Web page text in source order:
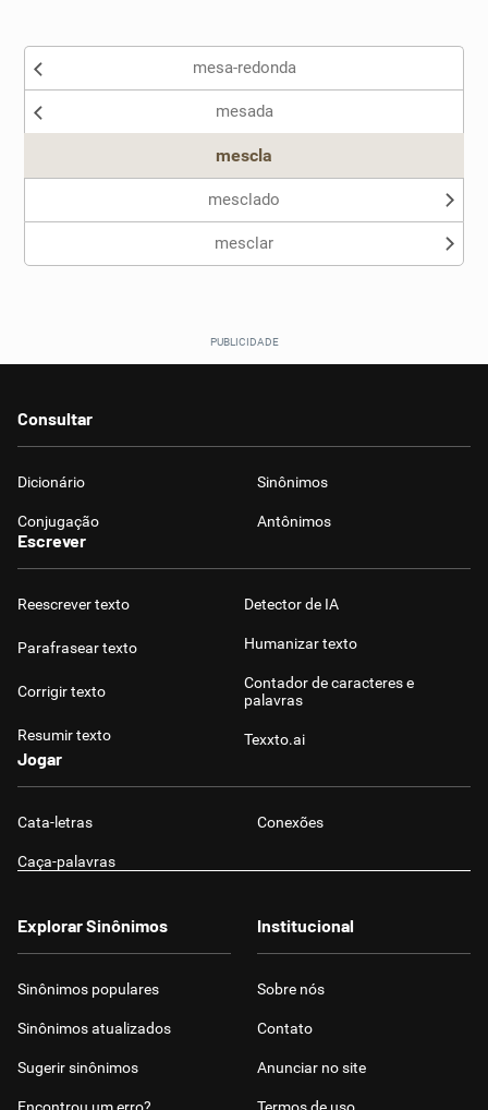
Nenhum dos sinônimos apresentados me ajudou
mesa-redonda
mesada
mescla
mesclado
mesclar
Consultar
Dicionário Sinônimos
Conjugação Antônimos
Escrever
Reescrever texto
Parafrasear texto
Corrigir texto
Resumir texto
Detector de IA
Humanizar texto
Contador de caracteres e
palavras
Texxto.ai
Jogar
Cata-letras Conexões
Caça-palavras
Explorar Sinônimos
Sinônimos populares
Sinônimos atualizados
Sugerir sinônimos
Institucional
Sobre nós
Contato
Anunciar no site